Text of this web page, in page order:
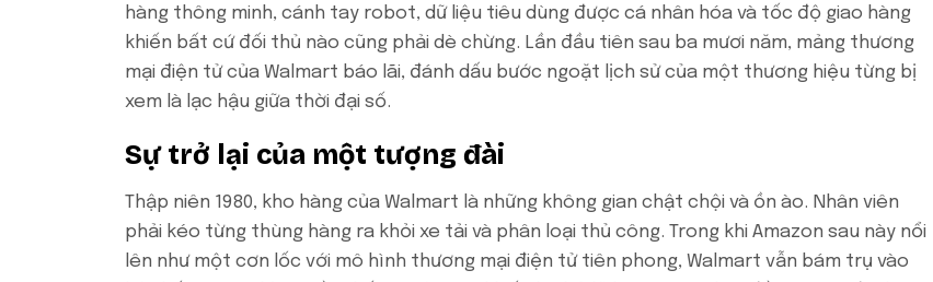
hàng thông minh, cánh tay robot, dữ liệu tiêu dùng được cá nhân hóa và tốc độ giao hàng
khiến bất cứ đối thủ nào cũng phải dè chừng. Lần đầu tiên sau ba mươi năm, mảng thương
mại điện tử của Walmart báo lãi, đánh dấu bước ngoặt lịch sử của một thương hiệu từng bị
xem là lạc hậu giữa thời đại số.
Sự trở lại của một tượng đài
Thập niên 1980, kho hàng của Walmart là những không gian chật chội và ồn ào. Nhân viên
phải kéo từng thùng hàng ra khỏi xe tải và phân loại thủ công. Trong khi Amazon sau này nổi
lên như một cơn lốc với mô hình thương mại điện tử tiên phong, Walmart vẫn bám trụ vào